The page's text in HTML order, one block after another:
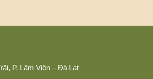
P. Lâm Viên – Đà Lạt